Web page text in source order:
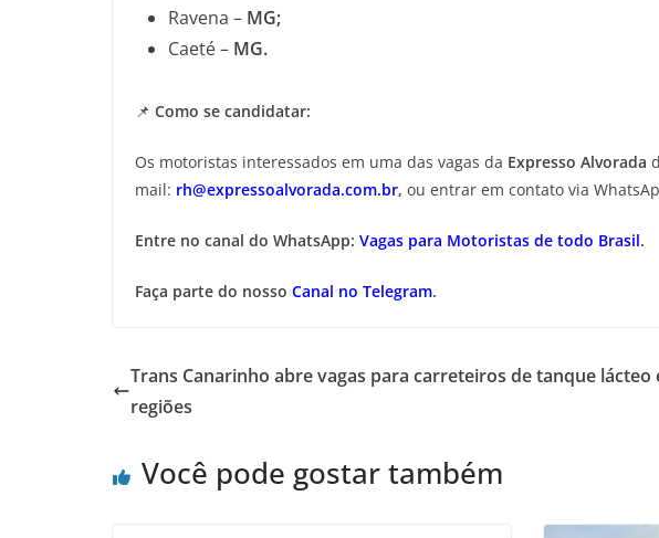
Ravena – MG;
Caeté – MG.
📌 Como se candidatar:
Os motoristas interessados em uma das vagas da Expresso Alvorada
mail: rh@expressoalvorada.com.br, ou entrar em contato via
Entre no canal do WhatsApp: Vagas para Motoristas de todo Brasil.
Faça parte do nosso Canal no Telegram.
Trans Canarinho abre vagas para carreteiros de tanque lácteo
regiões
Você pode gostar também